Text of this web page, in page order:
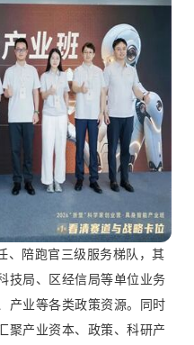
、陪跑官三级服务梯队，其
技局、区经信局等单位业务
产业等各类政策资源。同时
聚产业资本、政策、科研产